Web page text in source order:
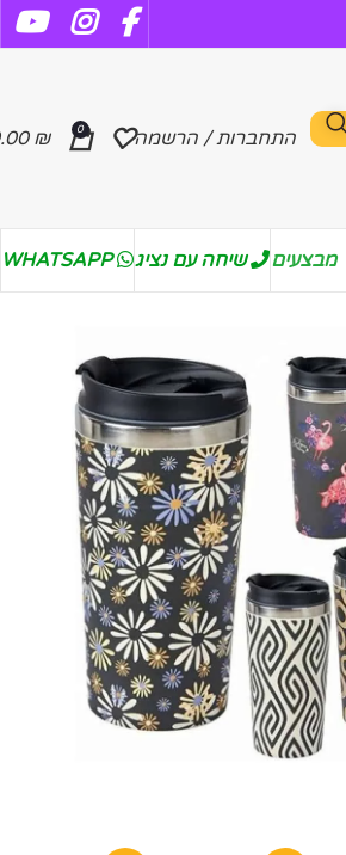
התחברות / הרשמה 0
₪
מבצעים שיחה עם נציג WHATSAPP